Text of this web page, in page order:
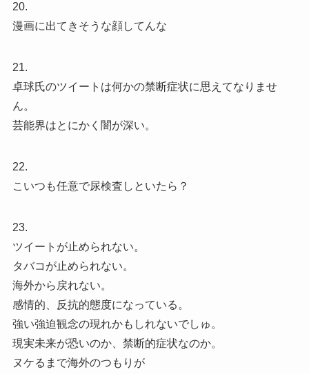
20.
漫画に出てきそうな顔してんな
21.
卓球氏のツイートは何かの禁断症状に思えてなりませ
ん。
芸能界はとにかく闇が深い。
22.
こいつも任意で尿検査しといたら？
23.
ツイートが止められない。
タバコが止められない。
海外から戻れない。
感情的、反抗的態度になっている。
強い強迫観念の現れかもしれないでしゅ。
現実未来が恐いのか、禁断的症状なのか。
ヌケるまで海外のつもりが